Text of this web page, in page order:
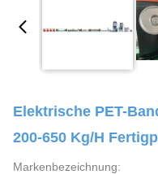
Elektrische PET-
200-650 Kg/h
Markenbezeichnung: